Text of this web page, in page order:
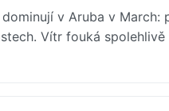
v Aruba v
Vítr fouká